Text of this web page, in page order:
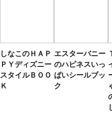
しなこのＨＡＰ
ＰＹディズニー
スタイルＢＯＯ
Ｋ
エスターバニー
のハピネスいっ
ぱいシールブッ
ク